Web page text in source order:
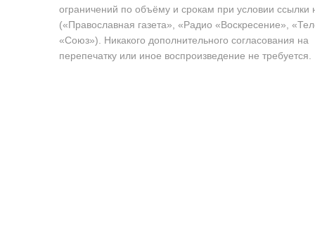
ограничений по объёму и срокам при условии ссылки
(«Православная газета», «Радио «Воскресение»,
«Союз»). Никакого дополнительного согласования на
перепечатку или иное воспроизведение не требуется.